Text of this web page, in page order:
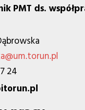
PMT ds.
24